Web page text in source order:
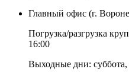
Главный офис (г.
Погрузка/разгрузка
16:00
Выходные дни: суббота,